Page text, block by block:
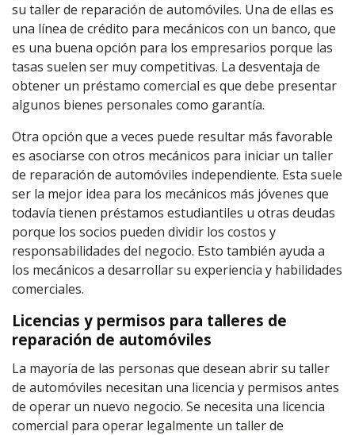
su taller de reparación de automóviles. Una de ellas es
una línea de crédito para mecánicos con un banco, que
es una buena opción para los empresarios porque las
tasas suelen ser muy competitivas. La desventaja de
obtener un préstamo comercial es que debe presentar
algunos bienes personales como garantía.
Otra opción que a veces puede resultar más favorable
es asociarse con otros mecánicos para iniciar un taller
de reparación de automóviles independiente. Esta suele
ser la mejor idea para los mecánicos más jóvenes que
todavía tienen préstamos estudiantiles u otras deudas
porque los socios pueden dividir los costos y
responsabilidades del negocio. Esto también ayuda a
los mecánicos a desarrollar su experiencia y habilidades
comerciales.
Licencias y permisos para talleres de
reparación de automóviles
La mayoría de las personas que desean abrir su taller
de automóviles necesitan una licencia y permisos antes
de operar un nuevo negocio. Se necesita una licencia
comercial para operar legalmente un taller de